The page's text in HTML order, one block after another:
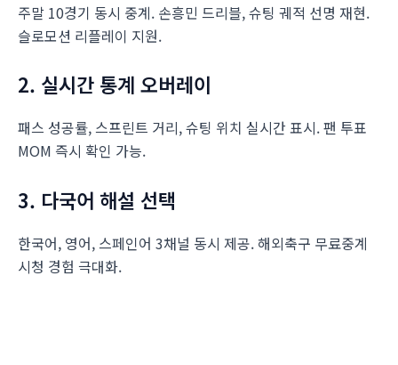
주말 10경기 동시 중계. 손흥민 드리블, 슈팅 궤적 선명 재현.
슬로모션 리플레이 지원.
2. 실시간 통계 오버레이
패스 성공률, 스프린트 거리, 슈팅 위치 실시간 표시. 팬 투표
MOM 즉시 확인 가능.
3. 다국어 해설 선택
한국어, 영어, 스페인어 3채널 동시 제공. 해외축구 무료중계
시청 경험 극대화.